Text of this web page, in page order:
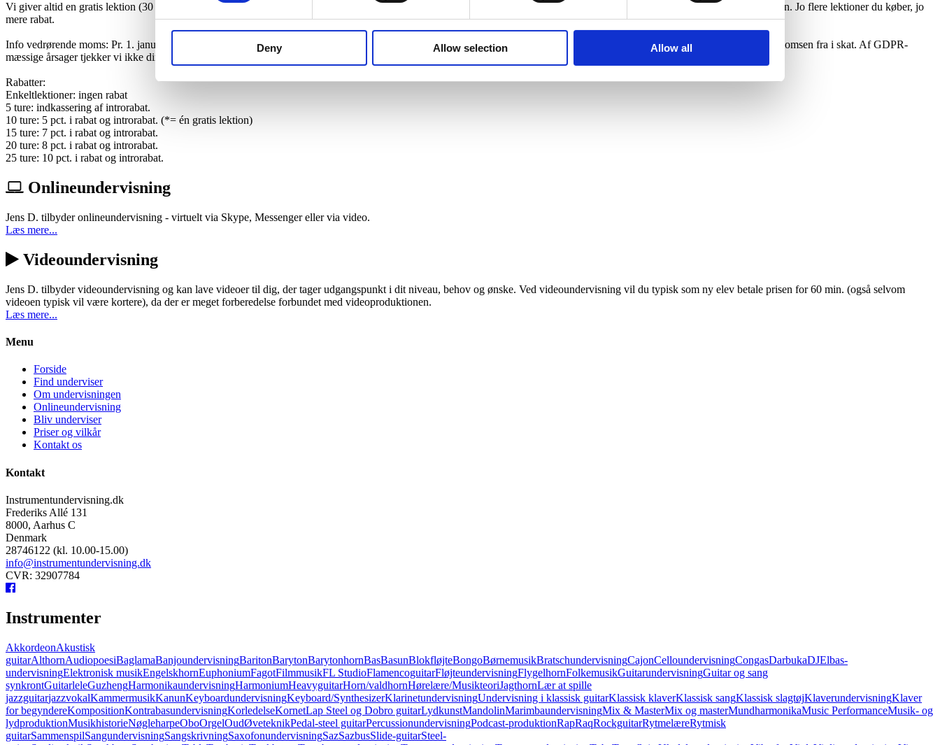
Deny Allow selection Allow all
Vi giver altid en gratis lektion (30 min.) til nye elever, hvis du køber et 10 turs kort eller mere*. Ved 5 ture plus introlektion= 50 pct. rabat på de første 30 minutter af introlektionen. Jo flere lektioner du køber, jo
mere rabat.
Info vedrørende moms: Pr. 1. januar 2026 er der moms på undervisningen for elever over 30 år. Det gælder kun elevens alder - ikke betaleren. Du kan dog trække det meste af momsen fra i skat. Af GDPR-
mæssige årsager tjekker vi ikke din alder. Ring gerne til kontoret for vejledning. Priserne her på profilen er uden moms.
Rabatter:
Enkeltlektioner: ingen rabat
5 ture: indkassering af introrabat.
10 ture: 5 pct. i rabat og introrabat. (*= én gratis lektion)
15 ture: 7 pct. i rabat og introrabat.
20 ture: 8 pct. i rabat og introrabat.
25 ture: 10 pct. i rabat og introrabat.
Onlineundervisning
Jens D. tilbyder onlineundervisning - virtuelt via Skype, Messenger eller via video.
Læs mere...
Videoundervisning
Jens D. tilbyder videoundervisning og kan lave videoer til dig, der tager udgangspunkt i dit niveau, behov og ønske. Ved videoundervisning vil du typisk som ny elev betale prisen for 60 min. (også selvom
videoen typisk vil være kortere), da der er meget forberedelse forbundet med videoproduktionen.
Læs mere...
Menu
Forside
Find underviser
Om undervisningen
Onlineundervisning
Bliv underviser
Priser og vilkår
Kontakt os
Kontakt
Instrumentundervisning.dk
Frederiks Allé 131
8000, Aarhus C
Denmark
28746122 (kl. 10.00-15.00)
info@instrumentundervisning.dk
CVR: 32907784
Instrumenter
AkkordeonAkustisk
guitarAlthornAudiopoesiBaglamaBanjoundervisningBaritonBarytonBarytonhornBasBasunBlokfløjteBongoBørnemusikBratschundervisningCajonCelloundervisningCongasDarbukaDJElbas-
undervisningElektronisk musikEngelskhornEuphoniumFagotFilmmusikFL StudioFlamencoguitarFløjteundervisningFlygelhornFolkemusikGuitarundervisningGuitar og sang
synkrontGuitarleleGuzhengHarmonikaundervisningHarmoniumHeavyguitarHorn/valdhornHørelære/MusikteoriJagthornLær at spille
jazzguitarjazzvokalKammermusikKanunKeyboardundervisningKeyboard/SynthesizerKlarinetundervisningUndervisning i klassisk guitarKlassisk klaverKlassisk sangKlassisk slagtøjKlaverundervisningKlaver
for begyndereKompositionKontrabasundervisningKorledelseKornetLap Steel og Dobro guitarLydkunstMandolinMarimbaundervisningMix & MasterMix og masterMundharmonikaMusic PerformanceMusik- og
lydproduktionMusikhistorieNøgleharpeOboOrgelOudØveteknikPedal-steel guitarPercussionundervisningPodcast-produktionRapRaqRockguitarRytmelæreRytmisk
guitarSammenspilSangundervisningSangskrivningSaxofonundervisningSazSazbusSlide-guitarSteel-